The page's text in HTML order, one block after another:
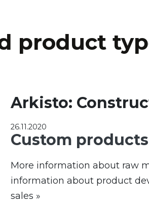
product
Arkisto:
26.11.2020
Custom products
More information about raw
information about product
sales »